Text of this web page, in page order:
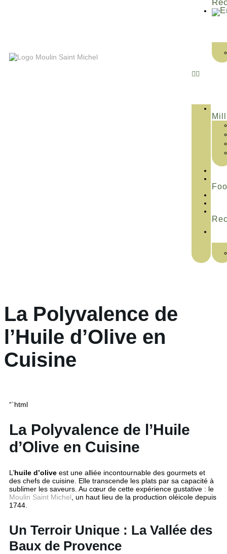
Mill
La Polyvalence de
l’Huile d’Olive en
Cuisine
“`html
La Polyvalence de l’Huile
d’Olive en Cuisine
L’huile d’olive est une alliée incontournable des gourmets et
des chefs de cuisine. Elle transcende les plats par sa capacité à
sublimer les saveurs. Au cœur de cette expérience gustative : le
Moulin Saint Michel , un haut lieu de la production oléicole depuis
1744.
Un Terroir Unique : La Vallée des
Baux de Provence